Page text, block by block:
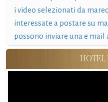
i video selezionati da
interessate a postare su
possono inviare una e mail
HOTEL